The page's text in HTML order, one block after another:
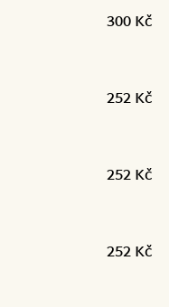
300 Kč
252 Kč
252 Kč
252 Kč